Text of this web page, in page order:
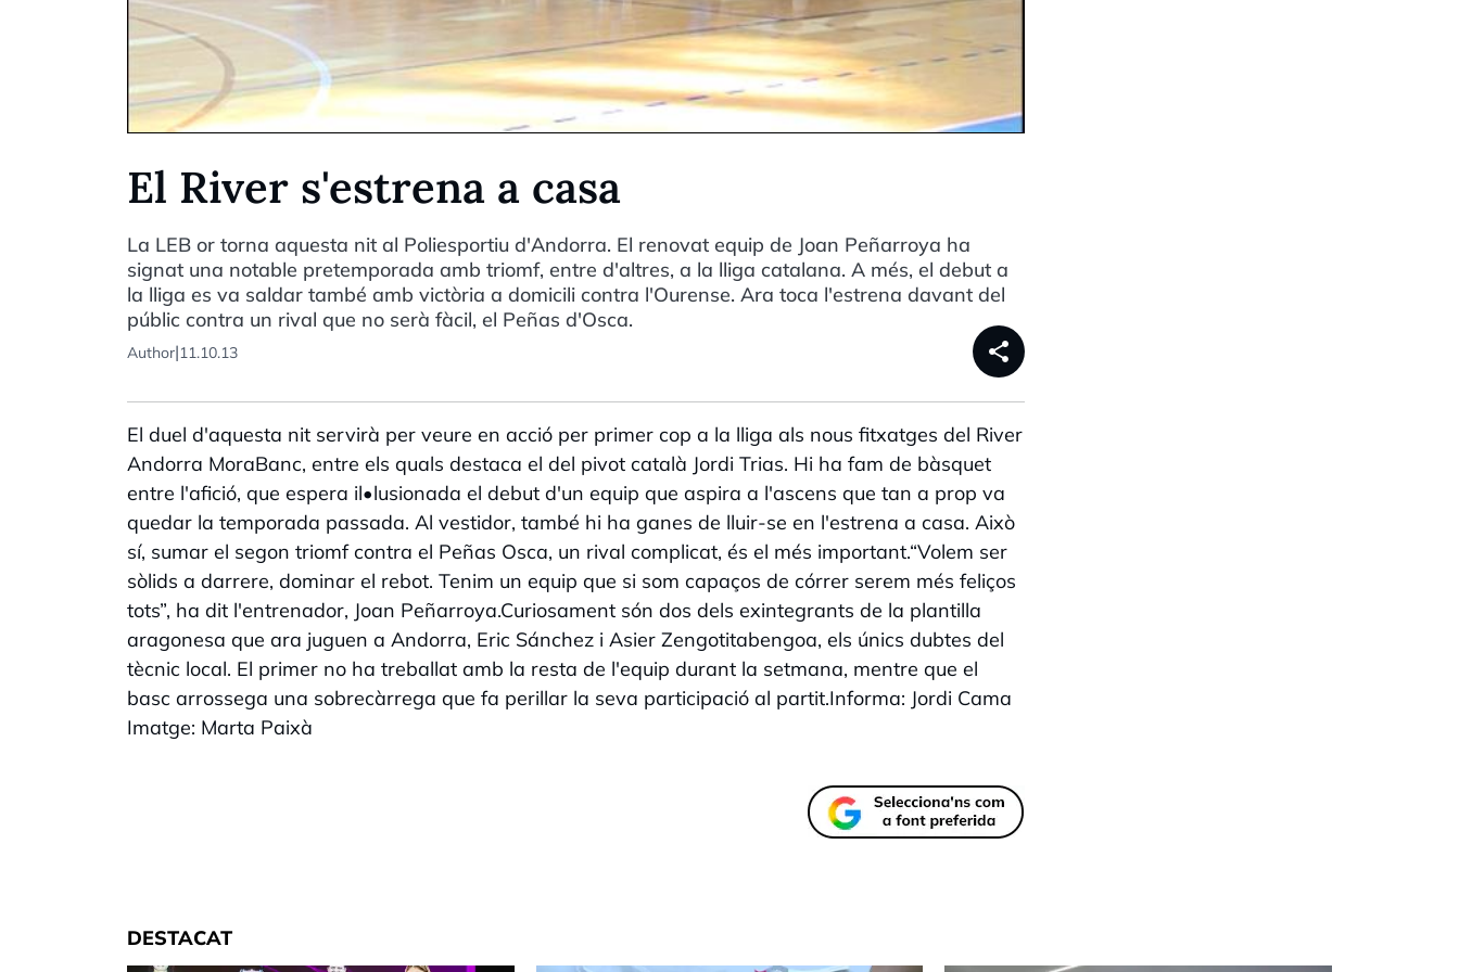
El River s'estrena a casa
La LEB or torna aquesta nit al Poliesportiu d'Andorra. El renovat equip de Joan Peñarroya ha
signat una notable pretemporada amb triomf, entre d'altres, a la lliga catalana. A més, el debut a
la lliga es va saldar també amb victòria a domicili contra l'Ourense. Ara toca l'estrena davant del
públic contra un rival que no serà fàcil, el Peñas d'Osca.
Author|11.10.13 share
El duel d'aquesta nit servirà per veure en acció per primer cop a la lliga als nous fitxatges del River
Andorra MoraBanc, entre els quals destaca el del pivot català Jordi Trias. Hi ha fam de bàsquet
entre l'afició, que espera il•lusionada el debut d'un equip que aspira a l'ascens que tan a prop va
quedar la temporada passada. Al vestidor, també hi ha ganes de lluir-se en l'estrena a casa. Això
sí, sumar el segon triomf contra el Peñas Osca, un rival complicat, és el més important.“Volem ser
sòlids a darrere, dominar el rebot. Tenim un equip que si som capaços de córrer serem més feliços
tots”, ha dit l'entrenador, Joan Peñarroya.Curiosament són dos dels exintegrants de la plantilla
aragonesa que ara juguen a Andorra, Eric Sánchez i Asier Zengotitabengoa, els únics dubtes del
tècnic local. El primer no ha treballat amb la resta de l'equip durant la setmana, mentre que el
basc arrossega una sobrecàrrega que fa perillar la seva participació al partit.Informa: Jordi Cama
Imatge: Marta Paixà
DESTACAT